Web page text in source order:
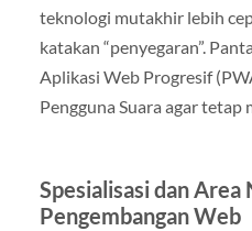
teknologi mutakhir lebih
katakan “penyegaran”.
Aplikasi Web Progresif
Pengguna Suara agar tetap
Spesialisasi dan Area
Pengembangan Web